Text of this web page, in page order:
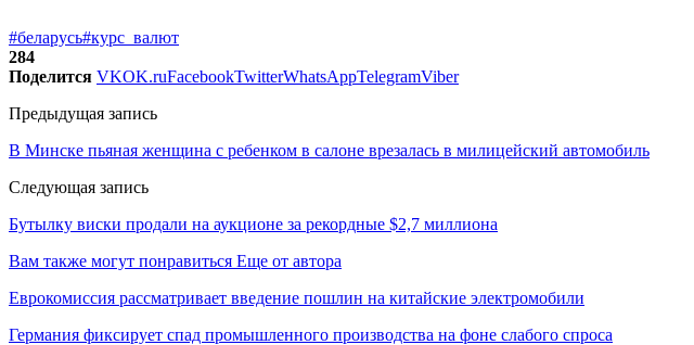
#беларусь#курс_валют
284
Поделится VKOK.ruFacebookTwitterWhatsAppTelegramViber
Предыдущая запись
В Минске пьяная женщина с ребенком в салоне врезалась в милицейский автомобиль
Следующая запись
Бутылку виски продали на аукционе за рекордные $2,7 миллиона
Вам также могут понравиться Еще от автора
Еврокомиссия рассматривает введение пошлин на китайские электромобили
Германия фиксирует спад промышленного производства на фоне слабого спроса